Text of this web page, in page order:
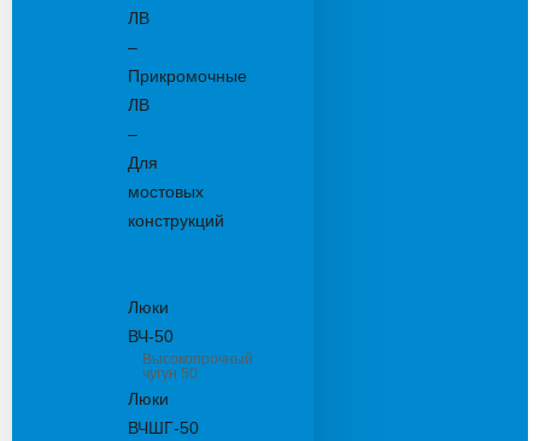
ЛВ
–
Прикромочные
ЛВ
–
Для
мостовых
конструкций
Люки
ВЧ-50
Высокопрочный
чугун 50
Люки
ВЧШГ-50